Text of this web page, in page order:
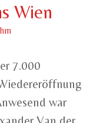
Wien
7.000
war